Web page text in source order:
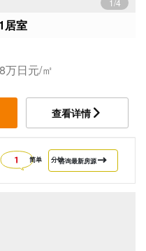
1/4
居室
万日元/㎡
查看详情
简单 分钟咨询最新房源